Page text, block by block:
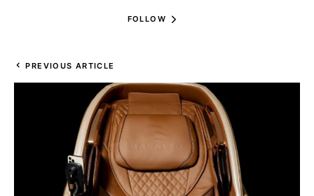
FOLLOW
PREVIOUS ARTICLE